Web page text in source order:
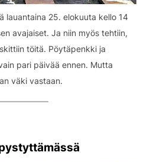
lauantaina 25. elokuuta kello 14
avajaiset. Ja niin myös tehtiin,
töitä. Pöytäpenkki ja
pari päivää ennen. Mutta
väki vastaan.